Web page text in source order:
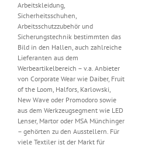
Arbeitskleidung,
Sicherheitsschuhen,
Arbeitsschutzzubehör und
Sicherungstechnik bestimmten das
Bild in den Hallen, auch zahlreiche
Lieferanten aus dem
Werbeartikelbereich – v.a. Anbieter
von Corporate Wear wie Daiber, Fruit
of the Loom, Halfors, Karlowski,
New Wave oder Promodoro sowie
aus dem Werkzeugsegment wie LED
Lenser, Martor oder MSA Münchinger
– gehörten zu den Ausstellern. Für
viele Textiler ist der Markt für